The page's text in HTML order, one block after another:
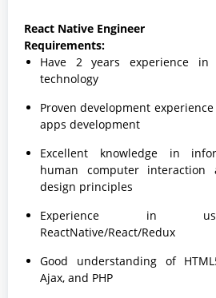
React Native Engineer
Requirements:
Have 2 years experience
technology
Proven development
apps development
Excellent knowledge in
human computer interaction
design principles
Experience in
ReactNative/React/Redux
Good understanding of
Ajax, and PHP